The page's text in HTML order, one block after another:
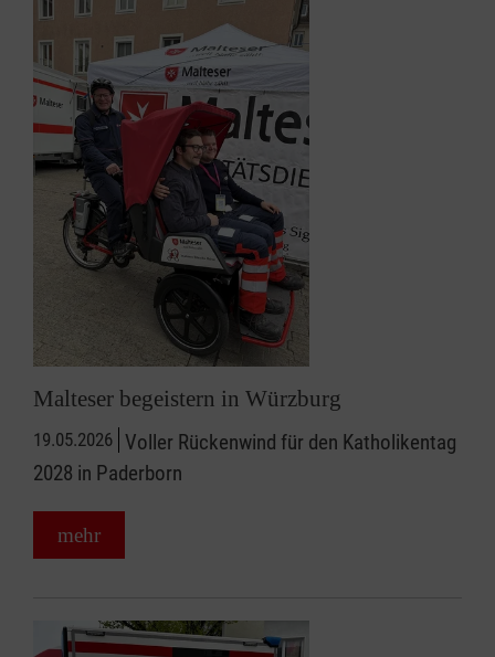
Malteser begeistern in Würzburg
19.05.2026 Voller Rückenwind für den Katholikentag
2028 in Paderborn
mehr